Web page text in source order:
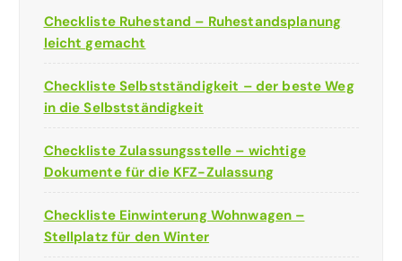
Checkliste Ruhestand – Ruhestandsplanung
leicht gemacht
Checkliste Selbstständigkeit – der beste Weg
in die Selbstständigkeit
Checkliste Zulassungsstelle – wichtige
Dokumente für die KFZ-Zulassung
Checkliste Einwinterung Wohnwagen –
Stellplatz für den Winter